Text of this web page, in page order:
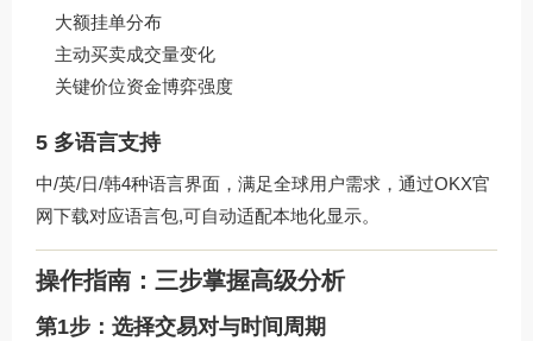
大额挂单分布
主动买卖成交量变化
关键价位资金博弈强度
5 多语言支持
中/英/日/韩4种语言界面，满足全球用户需求，通过OKX官
网下载对应语言包,可自动适配本地化显示。
操作指南：三步掌握高级分析
第1步：选择交易对与时间周期